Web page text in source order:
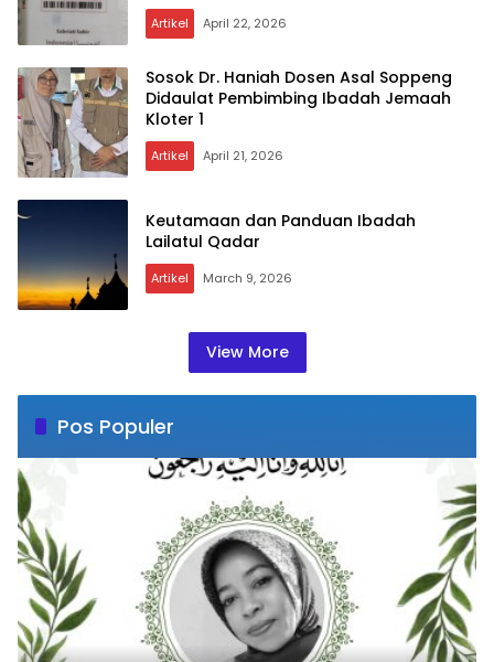
Artikel April 22, 2026
Sosok Dr. Haniah Dosen Asal Soppeng
Didaulat Pembimbing Ibadah Jemaah
Kloter 1
Artikel April 21, 2026
Keutamaan dan Panduan Ibadah
Lailatul Qadar
Artikel March 9, 2026
View More
Pos Populer